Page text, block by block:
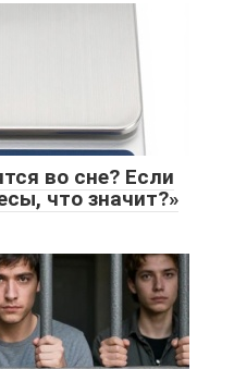
во сне? Если
что значит?»